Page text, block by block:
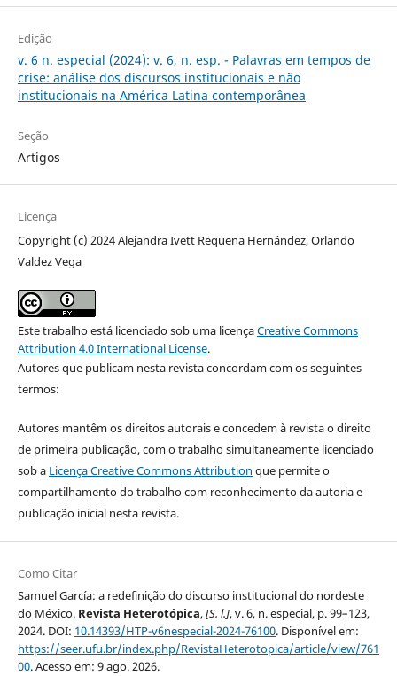
Edição
v. 6 n. especial (2024): v. 6, n. esp. - Palavras em tempos de
crise: análise dos discursos institucionais e não
institucionais na América Latina contemporânea
Seção
Artigos
Licença
Copyright (c) 2024 Alejandra Ivett Requena Hernández, Orlando
Valdez Vega
Este trabalho está licenciado sob uma licençaCreative Commons
Attribution 4.0 International License.
Autores que publicam nesta revista concordam com os seguintes
termos:
Autores mantêm os direitos autorais e concedem à revista o direito
de primeira publicação, com o trabalho simultaneamente licenciado
sob a Licença Creative Commons Attribution que permite o
compartilhamento do trabalho com reconhecimento da autoria e
publicação inicial nesta revista.
Como Citar
Samuel García: a redefinição do discurso institucional do nordeste
do México. Revista Heterotópica,[S. l.], v. 6, n. especial, p. 99–123,
2024. DOI: 10.14393/HTP-v6nespecial-2024-76100. Disponível em:
https://seer.ufu.br/index.php/RevistaHeterotopica/article/view/761
00. Acesso em: 9 ago. 2026.